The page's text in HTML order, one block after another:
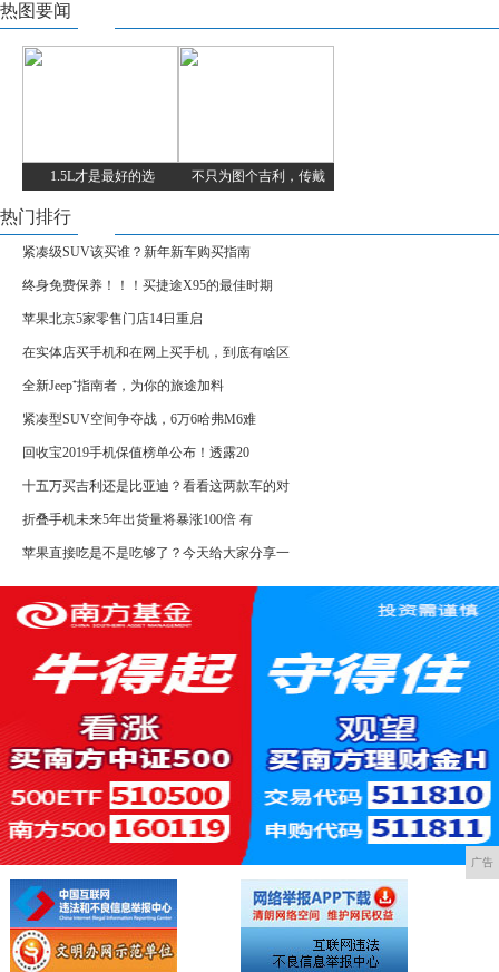
热图要闻
1.5L才是最好的选 不只为图个吉利，传戴
热门排行
紧凑级SUV该买谁？新年新车购买指南
终身免费保养！！！买捷途X95的最佳时期
苹果北京5家零售门店14日重启
在实体店买手机和在网上买手机，到底有啥区
全新Jeep⁺指南者，为你的旅途加料
紧凑型SUV空间争夺战，6万6哈弗M6难
回收宝2019手机保值榜单公布！透露20
十五万买吉利还是比亚迪？看看这两款车的对
折叠手机未来5年出货量将暴涨100倍 有
苹果直接吃是不是吃够了？今天给大家分享一
广告